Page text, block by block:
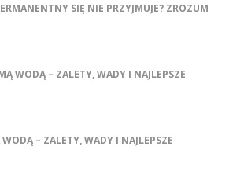
SIĘ NIE PRZYJMUJE? ZROZUM
– ZALETY, WADY I NAJLEPSZE